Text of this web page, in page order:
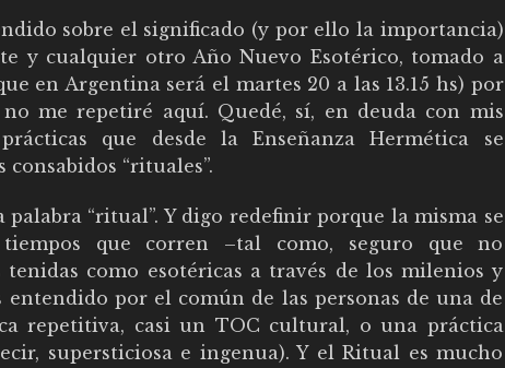
sobre el significado (y por ello la importancia)
y cualquier otro Año Nuevo Esotérico, tomado a
en Argentina será el martes 20 a las 13.15 hs) por
me repetiré aquí. Quedé, sí, en deuda con mis
que desde la Enseñanza Hermética se
“rituales”.
“ritual”. Y digo redefinir porque la misma se
que corren –tal como, seguro que no
como esotéricas a través de los milenios y
entendido por el común de las personas de una de
repetitiva, casi un TOC cultural, o una práctica
supersticiosa e ingenua). Y el Ritual es mucho